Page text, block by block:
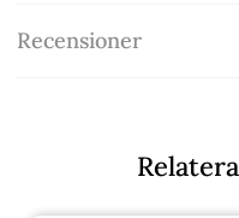
Recensioner